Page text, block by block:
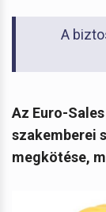
A
Az Euro-
szakemberei
megkötése,